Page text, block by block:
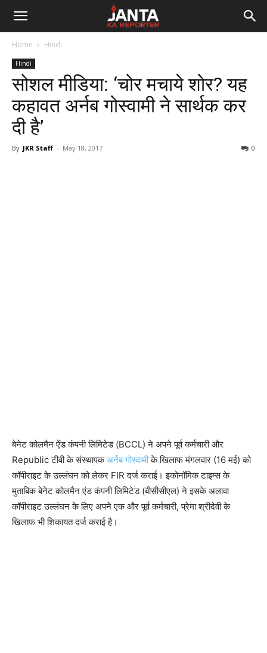
Janta
Reporter
Home Hindi
Hindi
सोशल मीडिया: ‘चोर मचाये शोर? यह
कहावत अर्नब गोस्वामी ने सार्थक कर
दी है’
By JKR Staff - May 18, 2017 0
बेनेट कोलमैन ऐंड कंपनी लिमिटेड (BCCL) ने अपने पूर्व कर्मचारी और
Republic टीवी के संस्थापकअर्नब गोस्वामीके खिलाफ मंगलवार (16 मई) को
कॉपीराइट के उल्लंघन को लेकर FIR दर्ज कराई। इकोनॉमिक टाइम्स के
मुताबिक बेनेट कोलमैन एंड कंपनी लिमिटेड (बीसीसीएल) ने इसके अलावा
कॉपीराइट उल्लंघन के लिए अपने एक और पूर्व कर्मचारी, प्रेमा श्रीदेवी के
खिलाफ भी शिकायत दर्ज कराई है।